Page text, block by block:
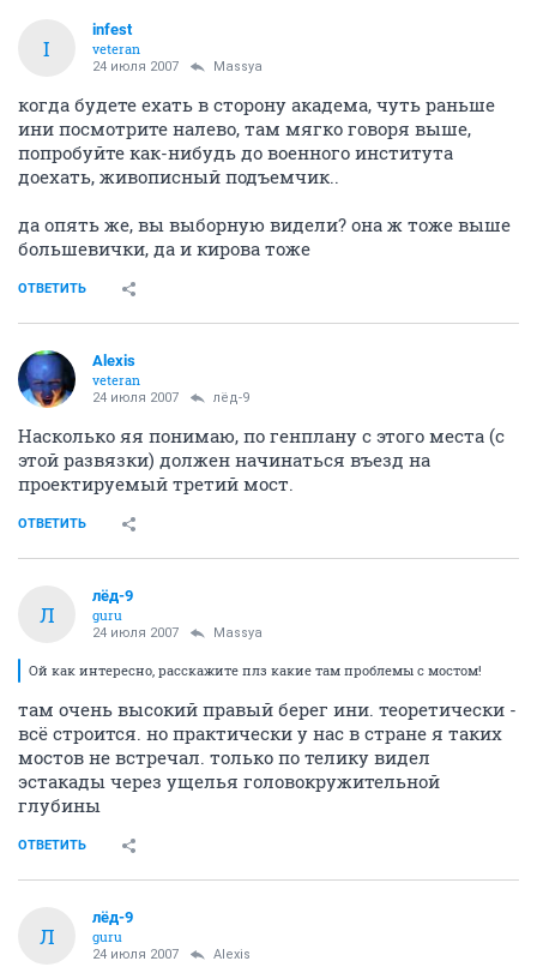
I
infest
veteran
24 июля 2007 Massya
когда будете ехать в сторону академа, чуть раньше
ини посмотрите налево, там мягко говоря выше,
попробуйте как-нибудь до военного института
доехать, живописный подъемчик..
да опять же, вы выборную видели? она ж тоже выше
большевички, да и кирова тоже
ОТВЕТИТЬ
Alexis
veteran
24 июля 2007 лёд-9
Насколько яя понимаю, по генплану с этого места (с
этой развязки) должен начинаться въезд на
проектируемый третий мост.
ОТВЕТИТЬ
Л
лёд-9
guru
24 июля 2007 Massya
Ой как интересно, расскажите плз какие там проблемы с мостом!
там очень высокий правый берег ини. теоретически -
всё строится. но практически у нас в стране я таких
мостов не встречал. только по телику видел
эстакады через ущелья головокружительной
глубины
ОТВЕТИТЬ
Л
лёд-9
guru
24 июля 2007 Alexis